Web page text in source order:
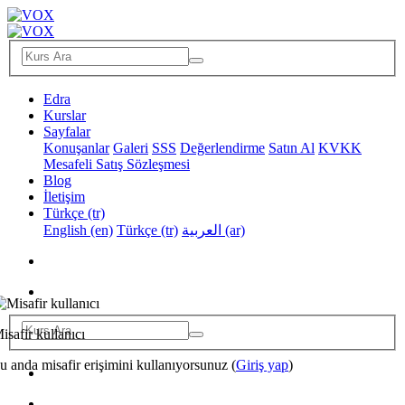
Edra
Kurslar
Sayfalar
Konuşanlar Galeri SSS Değerlendirme Satın Al KVKK
Mesafeli Satış Sözleşmesi
Blog
İletişim
Türkçe ‎(tr)‎
English ‎(en)‎ Türkçe ‎(tr)‎ العربية ‎(ar)‎
kullanıcı
anda misafir erişimini kullanıyorsunuz (Giriş yap)